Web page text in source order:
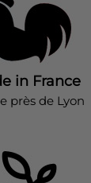
in France
près de Lyon